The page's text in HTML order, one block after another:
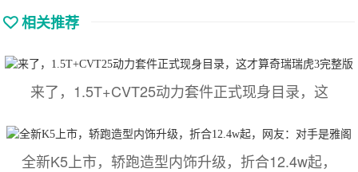
相关推荐
来了，1.5T+CVT25动力套件正式现身目录，这
全新K5上市，轿跑造型内饰升级，折合12.4w起，